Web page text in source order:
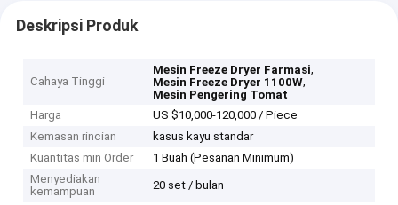
Deskripsi Produk
Cahaya Tinggi
Mesin Freeze Dryer Farmasi,
Mesin Freeze Dryer 1100W,
Mesin Pengering Tomat
Harga
US $10,000-120,000 / Piece
Kemasan rincian
kasus kayu standar
Kuantitas min Order
1 Buah (Pesanan Minimum)
Menyediakan
kemampuan
20 set / bulan